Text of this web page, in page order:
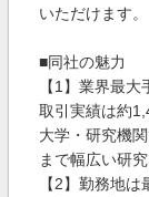
いただけます。
■同社の魅力
【1】業界最大
取引実績は約
大学・研究機
まで幅広い研
【2】勤務地